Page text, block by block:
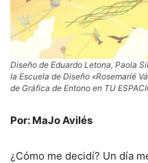
Diseño de Eduardo Letona, Paola
la Escuela de Diseño «Rosemarié
de Gráfica de Entono en TU
Por: MaJo Avilés
¿Cómo me decidí? Un día